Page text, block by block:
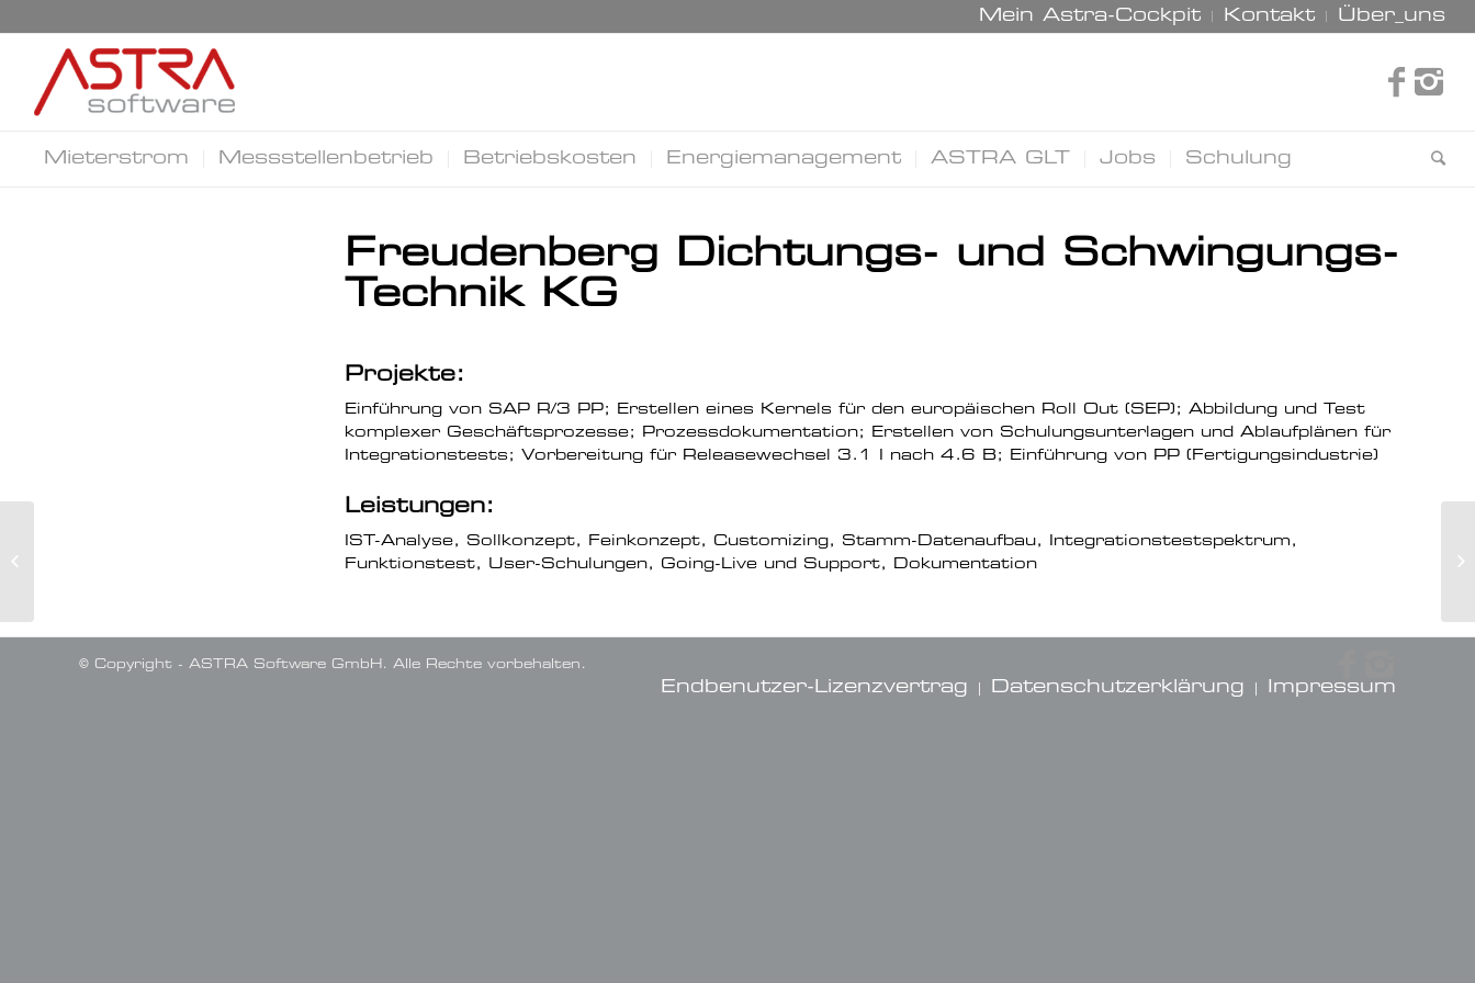
Mein Astra-Cockpit Kontakt Über_uns
Mieterstrom Messstellenbetrieb Betriebskosten Energiemanagement ASTRA GLT Jobs Schulung
Freudenberg Dichtungs- und Schwingungs-
Technik KG
Projekte:
Einführung von SAP R/3 PP; Erstellen eines Kernels für den europäischen Roll Out (SEP); Abbildung und Test
komplexer Geschäftsprozesse; Prozessdokumentation; Erstellen von Schulungsunterlagen und Ablaufplänen für
Integrationstests; Vorbereitung für Releasewechsel 3.1 I nach 4.6 B; Einführung von PP (Fertigungsindustrie)
Leistungen:
IST-Analyse, Sollkonzept, Feinkonzept, Customizing, Stamm-Datenaufbau, Integrationstestspektrum,
Funktionstest, User-Schulungen, Going-Live und Support, Dokumentation
© Copyright - ASTRA Software GmbH. Alle Rechte vorbehalten.
Endbenutzer-Lizenzvertrag Datenschutzerklärung Impressum